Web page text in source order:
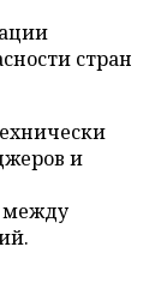
стран
и
между